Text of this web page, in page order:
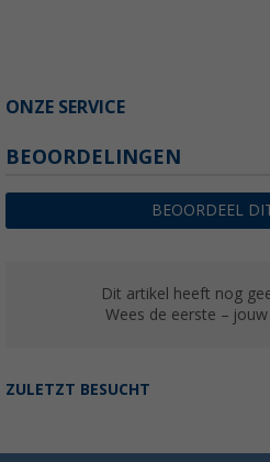
ONZE SERVICE
BEOORDELINGEN
BEOORDEEL
Dit artikel heeft nog
Wees de eerste –
ZULETZT BESUCHT